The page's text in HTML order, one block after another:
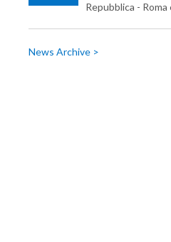
Repubblica - Roma
News Archive >